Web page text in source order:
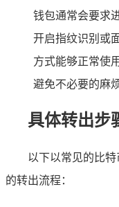
钱包通常会要求
开启指纹识别或
方式能够正常使
避免不必要的麻烦
具体转出步
以下以常见的比
的转出流程：